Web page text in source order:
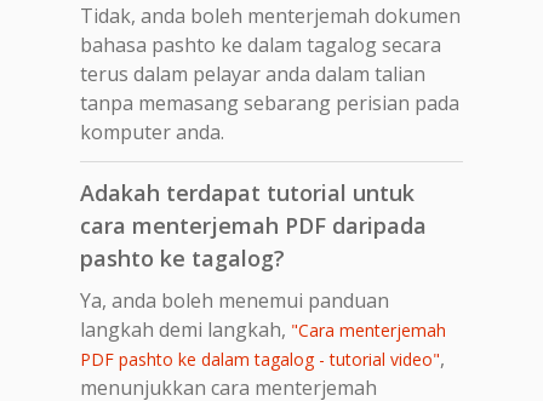
Tidak, anda boleh menterjemah dokumen
bahasa pashto ke dalam tagalog secara
terus dalam pelayar anda dalam talian
tanpa memasang sebarang perisian pada
komputer anda.
Adakah terdapat tutorial untuk
cara menterjemah PDF daripada
pashto ke tagalog?
Ya, anda boleh menemui panduan
langkah demi langkah, "Cara menterjemah
PDF pashto ke dalam tagalog - tutorial video",
menunjukkan cara menterjemah